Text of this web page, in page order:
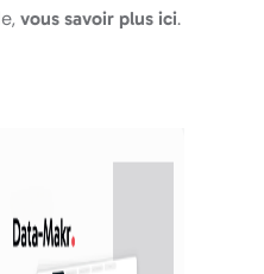
vous savoir plus ici.